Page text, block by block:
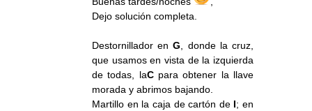
Dejo solución completa.
Destornillador enG, donde la cruz,
que usamos en vista de la izquierda
de todas, laCpara obtener la llave
morada y abrimos bajando.
Martillo en la caja de cartón de I; en